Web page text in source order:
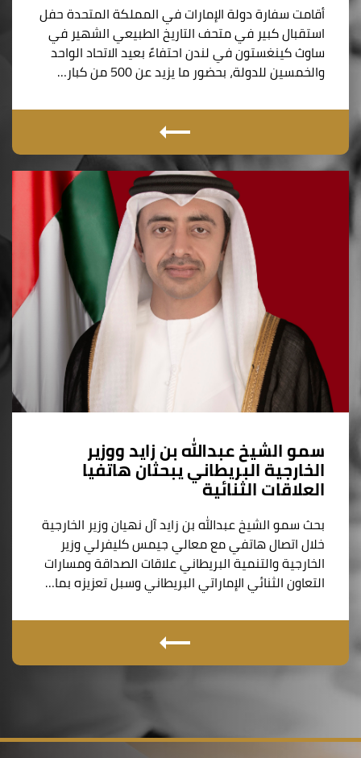
أقامت سفارة دولة الإمارات في المملكة المتحدة حفل
استقبال كبير في متحف التاريخ الطبيعي الشهير في
ساوث كينغستون في لندن احتفاءً بعيد الاتحاد الواحد
والخمسين للدولة، بحضور ما يزيد عن 500 من كبار…
سمو الشيخ عبدالله بن زايد ووزير
الخارجية البريطاني يبحثان هاتفيا
العلاقات الثنائية
بحث سمو الشيخ عبدالله بن زايد آل نهيان وزير الخارجية
خلال اتصال هاتفي مع معالي جيمس كليفرلي وزير
الخارجية والتنمية البريطاني علاقات الصداقة ومسارات
التعاون الثنائي الإماراتي البريطاني وسبل تعزيزه بما…